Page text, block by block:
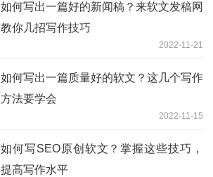
如何写出一篇好的新闻稿？来软文发稿网
教你几招写作技巧
2022-11-21
如何写出一篇质量好的软文？这几个写作
方法要学会
2022-11-15
如何写SEO原创软文？掌握这些技巧，
提高写作水平